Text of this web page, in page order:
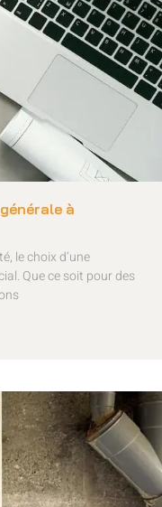
à
le choix d’une
Que ce soit pour des